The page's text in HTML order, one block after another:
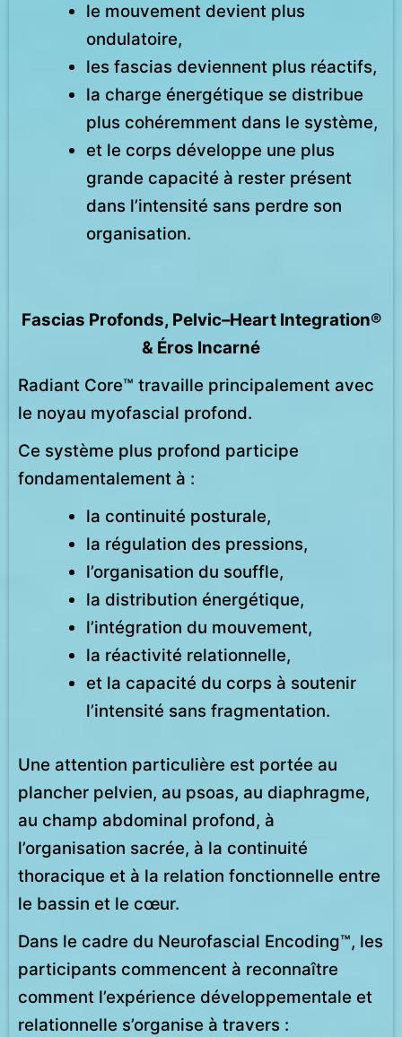
le mouvement devient plus
ondulatoire,
les fascias deviennent plus réactifs,
la charge énergétique se distribue
plus cohéremment dans le système,
et le corps développe une plus
grande capacité à rester présent
dans l’intensité sans perdre son
organisation.
Fascias Profonds, Pelvic–Heart Integration®
& Éros Incarné
Radiant Core™ travaille principalement avec
le noyau myofascial profond.
Ce système plus profond participe
fondamentalement à :
la continuité posturale,
la régulation des pressions,
l’organisation du souffle,
la distribution énergétique,
l’intégration du mouvement,
la réactivité relationnelle,
et la capacité du corps à soutenir
l’intensité sans fragmentation.
Une attention particulière est portée au
plancher pelvien, au psoas, au diaphragme,
au champ abdominal profond, à
l’organisation sacrée, à la continuité
thoracique et à la relation fonctionnelle entre
le bassin et le cœur.
Dans le cadre du Neurofascial Encoding™, les
participants commencent à reconnaître
comment l’expérience développementale et
relationnelle s’organise à travers :